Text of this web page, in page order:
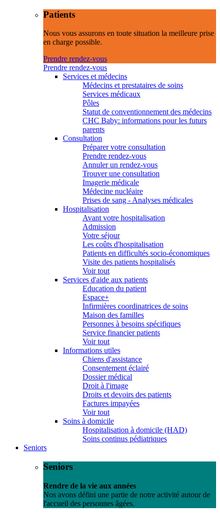
Patients
Nous vous assurons en toute situation la meilleure prise
en charge possible.
Prendre rendez-vous
Prendre rendez-vous
Services et médecins
Médecins et prestataires de soins
Services médicaux
Pôles
Statut de conventionnement des médecins
CHC Baby: informations pour les futurs
parents
Consultation
Préparer votre consultation
Prendre rendez-vous
Annuler un rendez-vous
Trouver une consultation
Imagerie médicale
Médecine nucléaire
Prises de sang - Analyses médicales
Hospitalisation
Avant votre hospitalisation
Admission
Votre séjour
Les coûts d'hospitalisation
Patients en difficultés socio-économiques
Visite des patients hospitalisés
Voir tout
Services d'aide aux patients
Education du patient
Espace+
Infirmières coordinatrices de soins
Maison des familles
Personnes à besoins spécifiques
Service financier patients
Voir tout
Informations utiles
Chiens d'assistance
Consentement éclairé
Dossier médical
Droit à l'image
Droits et devoirs des patients
Factures impayées
Voir tout
Soins à domicile
Hospitalisation à domicile (HAD)
Soins continus pédiatriques
Seniors
Seniors
Rendre de la vie aux années
Nos avons défini une partie de notre activité autour de
l'accueil des personnes âgées.